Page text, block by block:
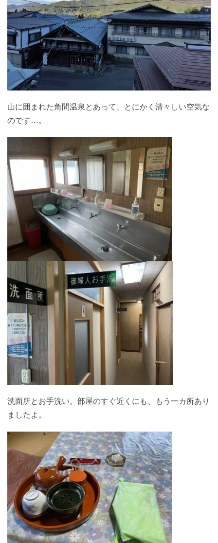
山に囲まれた角間温泉とあって、とにかく清々しい空気な
のです…。
洗面所とお手洗い。部屋のすぐ近くにも、もう一カ所あり
ましたよ。